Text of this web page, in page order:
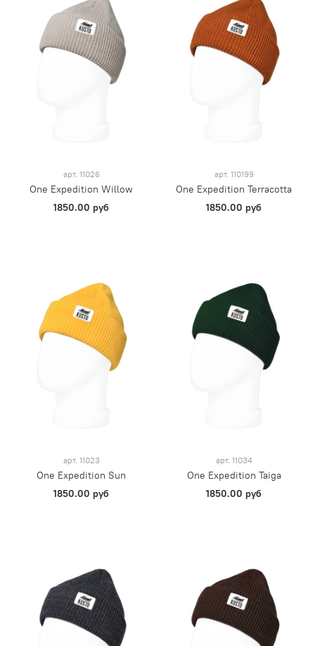
арт. 11026
One Expedition Willow
1850.00 руб
арт. 110199
One Expedition Terracotta
1850.00 руб
арт. 11023
One Expedition Sun
1850.00 руб
арт. 11034
One Expedition Taiga
1850.00 руб